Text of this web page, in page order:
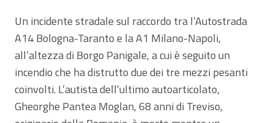
Un incidente stradale sul raccordo tra l’Autostrada
A14 Bologna-Taranto e la A1 Milano-Napoli,
all’altezza di Borgo Panigale, a cui è seguito un
incendio che ha distrutto due dei tre mezzi pesanti
coinvolti. L’autista dell’ultimo autoarticolato,
Gheorghe Pantea Moglan, 68 anni di Treviso,